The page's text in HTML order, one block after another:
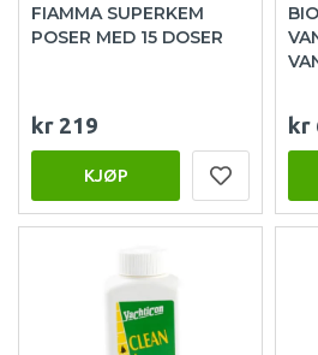
FIAMMA SUPERKEM
POSER MED 15 DOSER
kr 219
KJØP
kr